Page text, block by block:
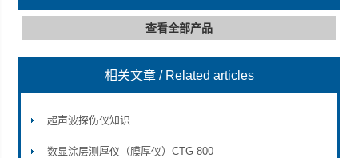
深圳市深博瑞仪器仪表有限公司
查看全部产品
相关文章 / Related articles
超声波探伤仪知识
数显涂层测厚仪（膜厚仪）CTG-800